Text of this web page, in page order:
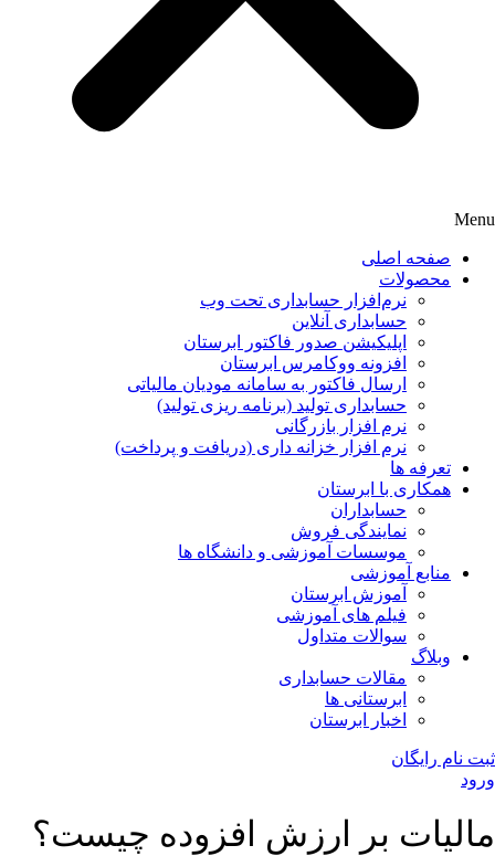
Menu
صفحه اصلی
محصولات
نرم‌افزار حسابداری تحت وب
حسابداری آنلاین
اپلیکیشن صدور فاکتور ابرستان
افزونه ووکامرس ابرستان
ارسال فاکتور به سامانه مودیان مالیاتی
حسابداری تولید (برنامه ریزی تولید)
نرم افزار بازرگانی
نرم افزار خزانه داری (دریافت و پرداخت)
تعرفه ها
همکاری با ابرستان
حسابداران
نمایندگی فروش
موسسات آموزشی و دانشگاه ها
منابع آموزشی
آموزش ابرستان
فیلم های آموزشی
سوالات متداول
وبلاگ
مقالات حسابداری
ابرستانی ها
اخبار ابرستان
ثبت نام رایگان
ورود
مالیات بر ارزش افزوده چیست؟